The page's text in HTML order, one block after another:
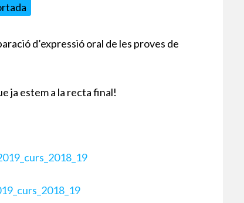
d’expressió oral de les proves de
ja estem a la recta final!